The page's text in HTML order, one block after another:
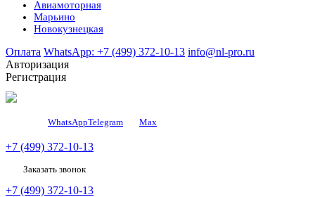
Авиамоторная
Марьино
Новокузнецкая
Оплата WhatsApp: +7 (499) 372-10-13 info@nl-pro.ru
Авторизация
Регистрация
WhatsAppTelegram Мах
+7 (499) 372-10-13
Заказать звонок
+7 (499) 372-10-13